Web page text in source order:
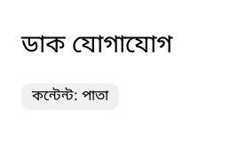
ডাক যোগাযোগ
কন্টেন্ট: পাতা